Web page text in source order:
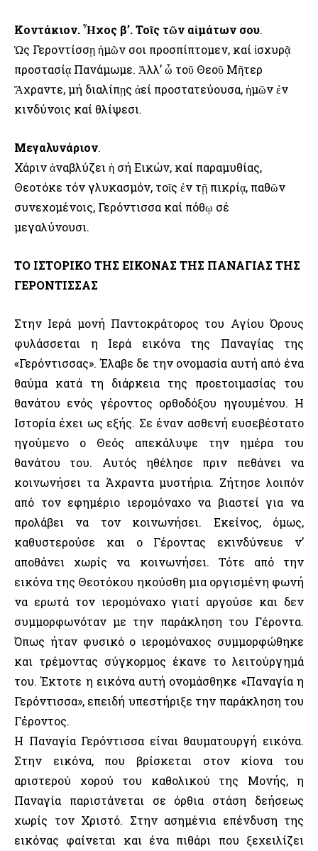
Κοντάκιον. Ἦχος β’. Τοῖς τῶν αἱμάτων σου.
Ὡς Γεροντίσσῃ ἡμῶν σοι προσπίπτομεν, καί ἰσχυρᾷ
προστασίᾳ Πανάμωμε. Ἀλλ’ ὦ τοῦ Θεοῦ Μῆτερ
Ἄχραντε, μή διαλίπῃς ἀεί προστατεύουσα, ἡμῶν ἐν
κινδύνοις καί θλίψεσι.
Μεγαλυνάριον.
Χάριν ἀναβλύζει ἡ σή Εικών, καί παραμυθίας,
Θεοτόκε τόν γλυκασμόν, τοῖς ἐν τῇ πικρίᾳ, παθῶν
συνεχομένοις, Γερόντισσα καί πόθῳ σέ
μεγαλύνουσι.
ΤΟ ΙΣΤΟΡΙΚΟ ΤΗΣ ΕΙΚΟΝΑΣ ΤΗΣ ΠΑΝΑΓΙΑΣ ΤΗΣ
ΓΕΡΟΝΤΙΣΣΑΣ
Στην Ιερά μονή Παντοκράτορος του Αγίου Όρους
φυλάσσεται η Ιερά εικόνα της Παναγίας της
«Γερόντισσας». Έλαβε δε την ονομασία αυτή από ένα
θαύμα κατά τη διάρκεια της προετοιμασίας του
θανάτου ενός γέροντος ορθοδόξου ηγουμένου. Η
Ιστορία έχει ως εξής. Σε έναν ασθενή ευσεβέστατο
ηγούμενο ο Θεός απεκάλυψε την ημέρα του
θανάτου του. Αυτός ηθέλησε πριν πεθάνει να
κοινωνήσει τα Άχραντα μυστήρια. Ζήτησε λοιπόν
από τον εφημέριο ιερομόναχο να βιαστεί για να
προλάβει να τον κοινωνήσει. Εκείνος, όμως,
καθυστερούσε και ο Γέροντας εκινδύνευε ν’
αποθάνει χωρίς να κοινωνήσει. Τότε από την
εικόνα της Θεοτόκου ηκούσθη μια οργισμένη φωνή
να ερωτά τον ιερομόναχο γιατί αργούσε και δεν
συμμορφωνόταν με την παράκληση του Γέροντα.
Όπως ήταν φυσικό ο ιερομόναχος συμμορφώθηκε
και τρέμοντας σύγκορμος έκανε το λειτούργημά
του. Έκτοτε η εικόνα αυτή ονομάσθηκε «Παναγία η
Γερόντισσα», επειδή υπεστήριξε την παράκληση του
Γέροντος.
Η Παναγία Γερόντισσα είναι θαυματουργή εικόνα.
Στην εικόνα, που βρίσκεται στον κίονα του
αριστερού χορού του καθολικού της Μονής, η
Παναγία παριστάνεται σε όρθια στάση δεήσεως
χωρίς τον Χριστό. Στην ασημένια επένδυση της
εικόνας φαίνεται και ένα πιθάρι που ξεχειλίζει